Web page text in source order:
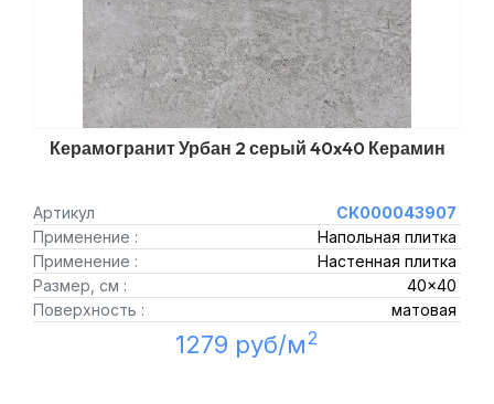
Керамогранит Урбан 2 серый 40x40 Керамин
Артикул
СК000043907
Применение :
Напольная плитка
Применение :
Настенная плитка
Размер, см :
40x40
Поверхность :
матовая
1279 руб/м2